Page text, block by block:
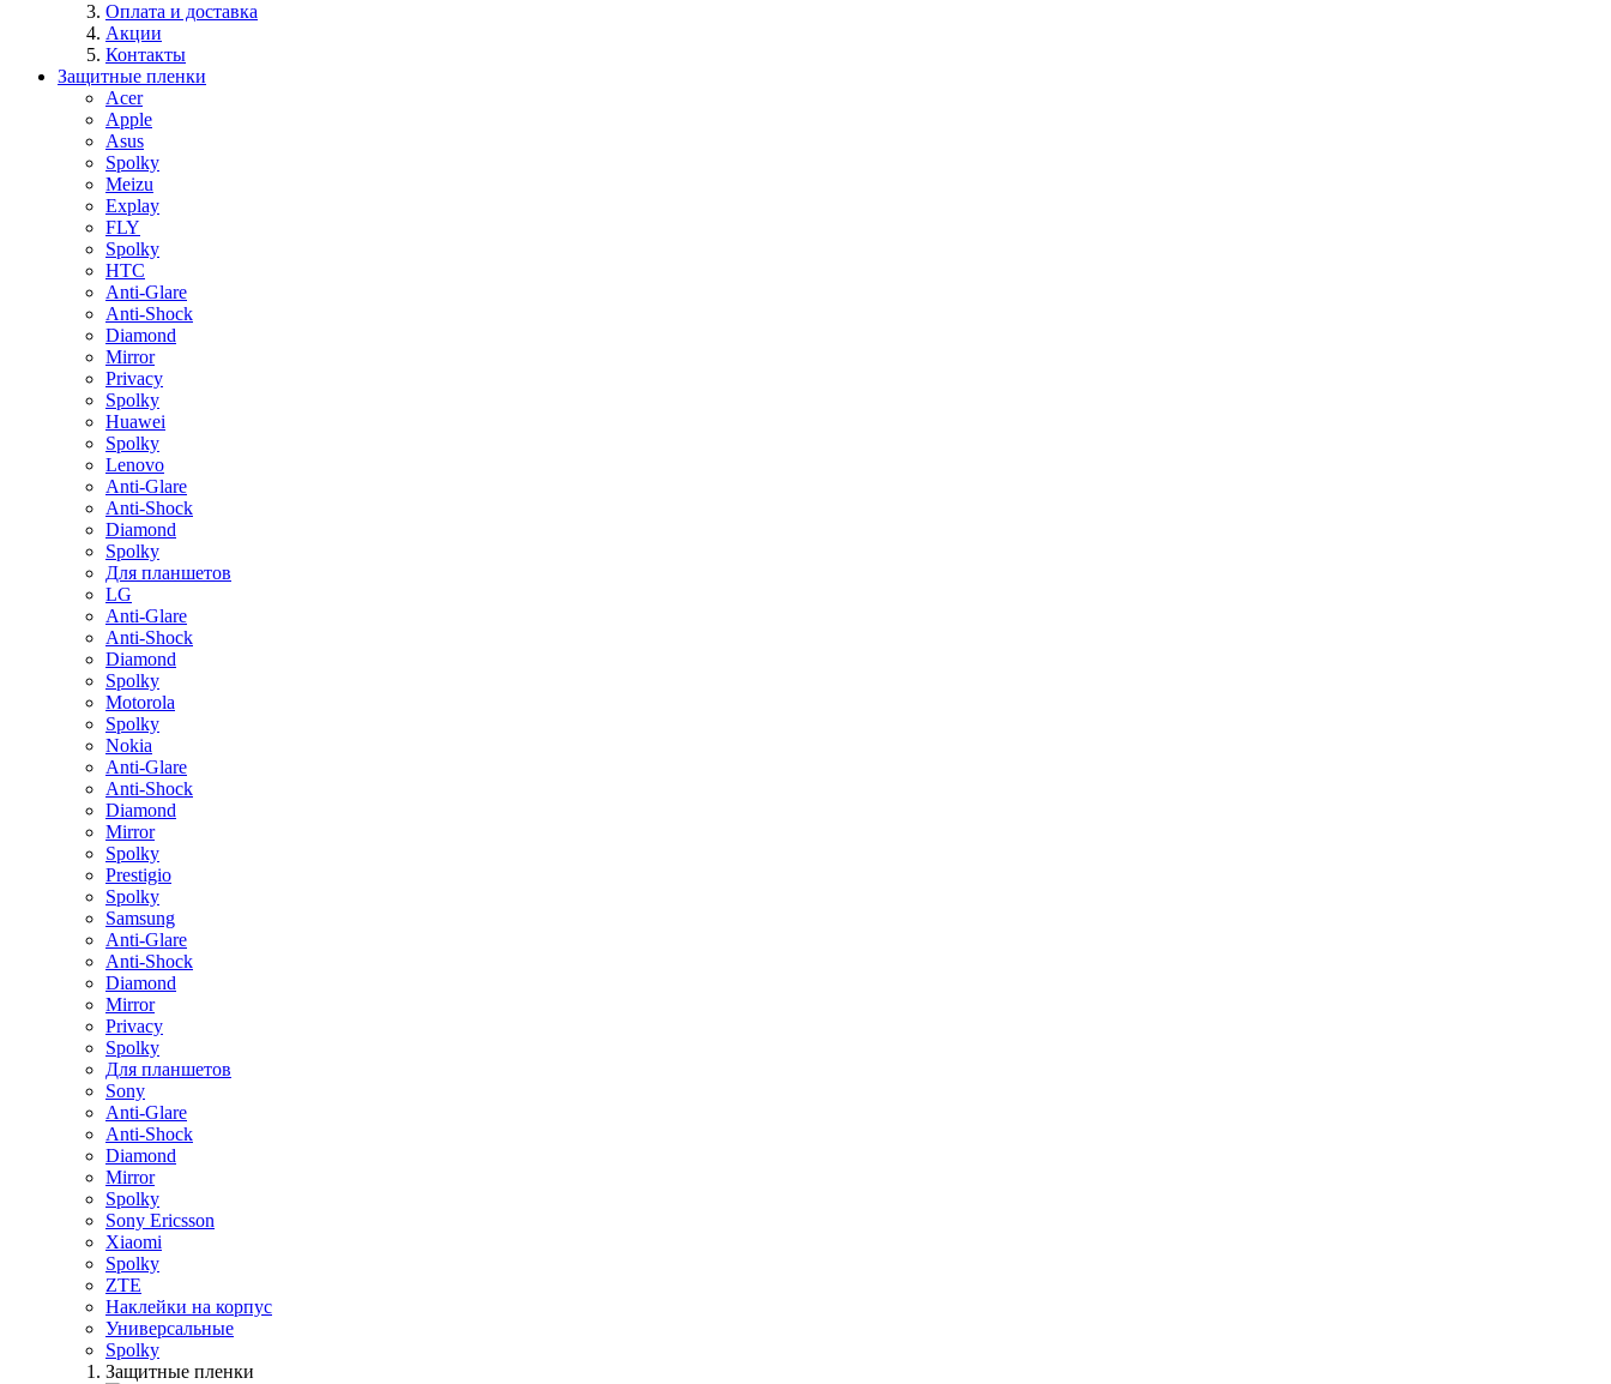
Оплата и доставка
Акции
Контакты
Защитные пленки
Acer
Apple
Asus
Spolky
Meizu
Explay
FLY
Spolky
HTC
Anti-Glare
Anti-Shock
Diamond
Mirror
Privacy
Spolky
Huawei
Spolky
Lenovo
Anti-Glare
Anti-Shock
Diamond
Spolky
Для планшетов
LG
Anti-Glare
Anti-Shock
Diamond
Spolky
Motorola
Spolky
Nokia
Anti-Glare
Anti-Shock
Diamond
Mirror
Spolky
Prestigio
Spolky
Samsung
Anti-Glare
Anti-Shock
Diamond
Mirror
Privacy
Spolky
Для планшетов
Sony
Anti-Glare
Anti-Shock
Diamond
Mirror
Spolky
Sony Ericsson
Xiaomi
Spolky
ZTE
Наклейки на корпус
Универсальные
Spolky
Защитные пленки